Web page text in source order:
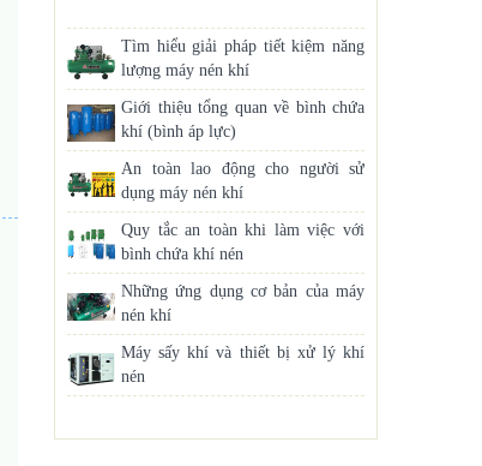
Tìm hiểu giải pháp tiết kiệm năng
lượng máy nén khí
Giới thiệu tổng quan về bình chứa
khí (bình áp lực)
An toàn lao động cho người sử
dụng máy nén khí
Quy tắc an toàn khi làm việc với
bình chứa khí nén
Những ứng dụng cơ bản của máy
nén khí
Máy sấy khí và thiết bị xử lý khí
nén